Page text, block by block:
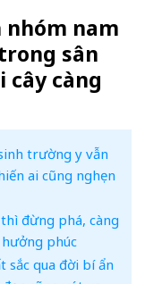
nhóm nam
sân
cây càng
trường y vẫn
ai cũng nghẹn
đừng phá, càng
phúc
sắc qua đời bí ẩn